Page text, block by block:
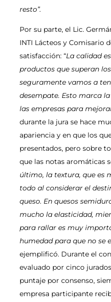
resto”.
Por su parte, el Lic.
INTI Lácteos y Comisario
satisfacción: “La calidad
productos que superan
seguramente vamos a
desempate. Esto marca
las empresas para
durante la jura se hace
apariencia y en que los
presentados, pero sobre
que las notas aromáticas
último, la textura, que es
todo al considerar el
queso. En quesos
mucho la elasticidad,
para rallar es muy
humedad para que no se
ejemplificó. Durante el
evaluado por cinco
puntaje por consenso,
empresa participante